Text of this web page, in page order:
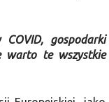
gospodarki
warto te wszystkie